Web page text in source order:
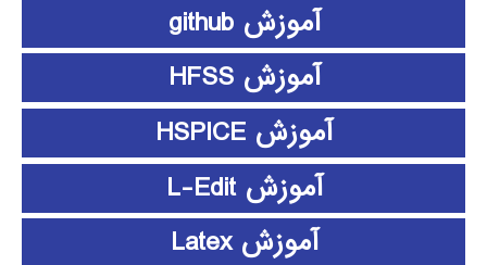
آموزش github
آموزش HFSS
آموزش HSPICE
آموزش L-Edit
آموزش Latex